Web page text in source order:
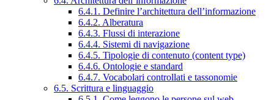
6.4.1. Definire l’architettura dell’informazione
6.4.2. Alberatura
6.4.3. Flussi di interazione
6.4.4. Sistemi di navigazione
6.4.5. Tipologie di contenuto (content type)
6.4.6. Ontologie e standard
6.4.7. Vocabolari controllati e tassonomie
6.5. Scrittura e linguaggio